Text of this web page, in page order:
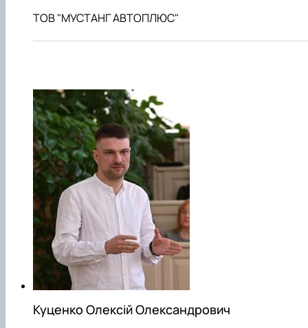
ТОВ "МУСТАНГ АВТОПЛЮС"
Куценко Олексій Олександрович